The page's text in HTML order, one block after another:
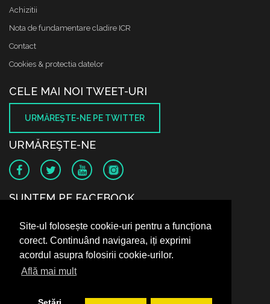
Site-ul folosește cookie-uri pentru a funcționa
corect. Continuând navigarea, iți exprimi
acordul asupra folosirii cookie-urilor.
Află mai mult
Achizitii
Nota de fundamentare cladire ICR
Contact
Cookies & protectia datelor
CELE MAI NOI TWEET-URI
URMĂREŞTE-NE PE TWITTER
URMĂREŞTE-NE
SUNTEM PE FACEBOOK